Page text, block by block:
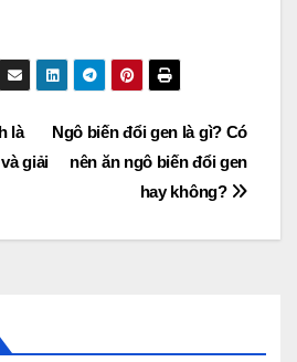
Ngô biến đổi gen là gì? Có
nên ăn ngô biến đổi gen
hay không?
là
giải